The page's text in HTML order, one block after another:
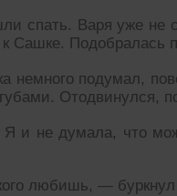
спать. Варя уже не
Сашке. Подобралась
подумал,
Отодвинулся,
и не думала, что
любишь, —